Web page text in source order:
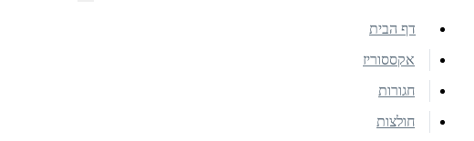
דף הבית
אקססוריז
חגורות
חולצות